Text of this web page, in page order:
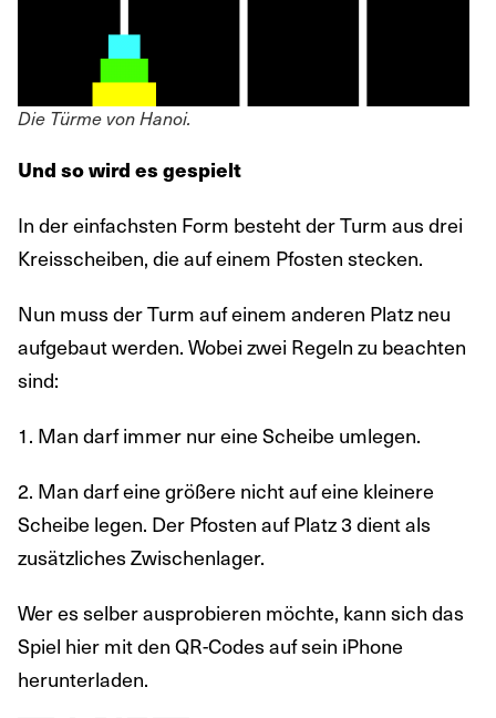
Die Türme von Hanoi.
Und so wird es gespielt
In der einfachsten Form besteht der Turm aus drei
Kreisscheiben, die auf einem Pfosten stecken.
Nun muss der Turm auf einem anderen Platz neu
aufgebaut werden. Wobei zwei Regeln zu beachten
sind:
1. Man darf immer nur eine Scheibe umlegen.
2. Man darf eine größere nicht auf eine kleinere
Scheibe legen. Der Pfosten auf Platz 3 dient als
zusätzliches Zwischenlager.
Wer es selber ausprobieren möchte, kann sich das
Spiel hier mit den QR-Codes auf sein iPhone
herunterladen.